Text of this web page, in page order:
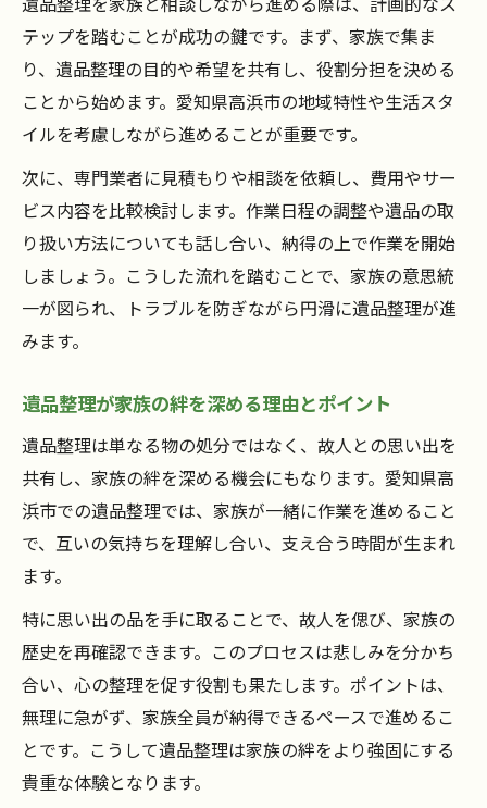
テップを踏むことが成功の鍵です。まず、家族で集ま
り、遺品整理の目的や希望を共有し、役割分担を決める
ことから始めます。愛知県高浜市の地域特性や生活スタ
イルを考慮しながら進めることが重要です。
次に、専門業者に見積もりや相談を依頼し、費用やサー
ビス内容を比較検討します。作業日程の調整や遺品の取
り扱い方法についても話し合い、納得の上で作業を開始
しましょう。こうした流れを踏むことで、家族の意思統
一が図られ、トラブルを防ぎながら円滑に遺品整理が進
みます。
遺品整理が家族の絆を深める理由とポイント
遺品整理は単なる物の処分ではなく、故人との思い出を
共有し、家族の絆を深める機会にもなります。愛知県高
浜市での遺品整理では、家族が一緒に作業を進めること
で、互いの気持ちを理解し合い、支え合う時間が生まれ
ます。
特に思い出の品を手に取ることで、故人を偲び、家族の
歴史を再確認できます。このプロセスは悲しみを分かち
合い、心の整理を促す役割も果たします。ポイントは、
無理に急がず、家族全員が納得できるペースで進めるこ
とです。こうして遺品整理は家族の絆をより強固にする
貴重な体験となります。